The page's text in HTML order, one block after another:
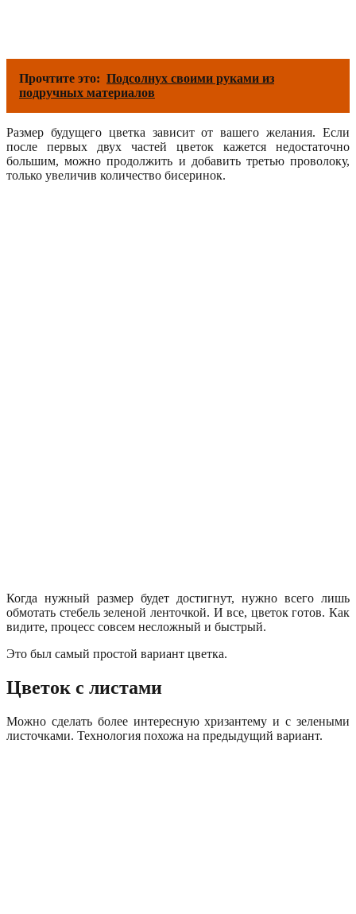
Прочтите это: Подсолнух своими руками из
подручных материалов
Размер будущего цветка зависит от вашего желания. Если
после первых двух частей цветок кажется недостаточно
большим, можно продолжить и добавить третью проволоку,
только увеличив количество бисеринок.
Когда нужный размер будет достигнут, нужно всего лишь
обмотать стебель зеленой ленточкой. И все, цветок готов. Как
видите, процесс совсем несложный и быстрый.
Это был самый простой вариант цветка.
Цветок с листами
Можно сделать более интересную хризантему и с зелеными
листочками. Технология похожа на предыдущий вариант.